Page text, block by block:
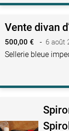
Vente divan
500,00 € - 6 août
Sellerie bleue